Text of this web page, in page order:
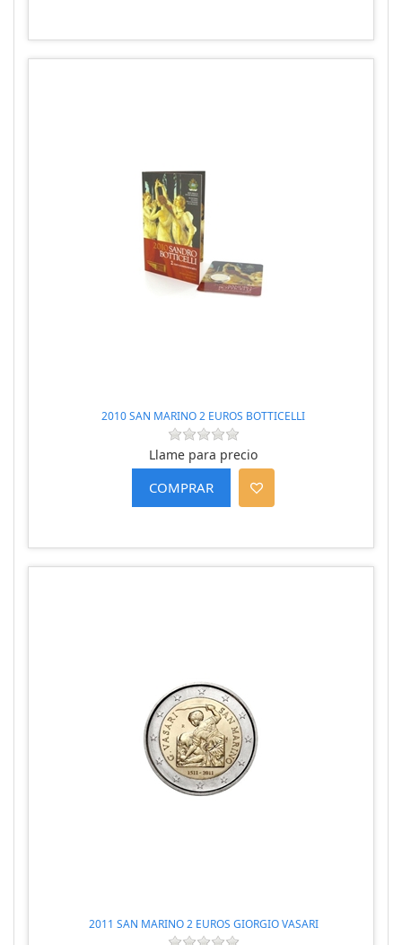
2010 SAN MARINO 2 EUROS BOTTICELLI
Llame para precio
2011 SAN MARINO 2 EUROS GIORGIO VASARI